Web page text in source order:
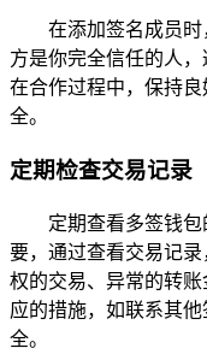
在添加签名成员
方是你完全信任的人，
在合作过程中，保持
全。
定期检查交易记录
定期查看多签钱
要，通过查看交易记
权的交易、异常的转
应的措施，如联系其
全。